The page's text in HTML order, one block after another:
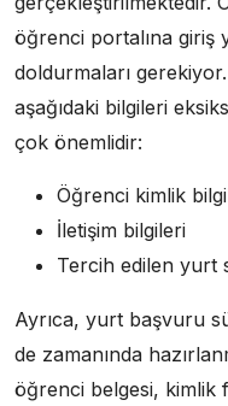
öğrenci portalına giriş
doldurmaları
aşağıdaki bilgileri
çok önemlidir:
Öğrenci kimlik
İletişim bilgileri
Tercih edilen yurt
Ayrıca, yurt başvuru
de zamanında
öğrenci belgesi, kimlik